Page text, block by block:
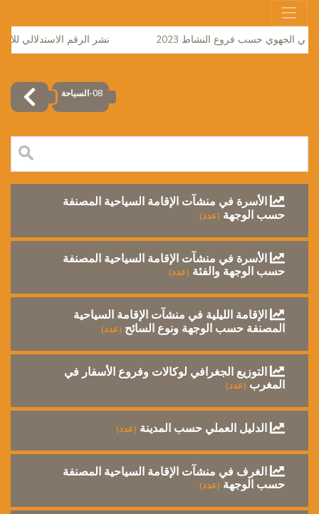
الجهوي حسب فروع النشاط 2023 نشر الرقم الاستدلالي
08-السياحة
الأسرة في منشآت الإقامة السياحية المصنفة
حسب الوجهة (عدد)
الأسرة في منشآت الإقامة السياحية المصنفة
حسب الوجهة والفئة (عدد)
الإقامة الليلية في منشآت الإقامة السياحية
المصنفة حسب الوجهة ونوع السائح (عدد)
التوزيع الجغرافي لوكالات وفروع الأسفار في
المغرب (عدد)
الدليل العملي حسب المدينة (عدد)
الغرف في منشآت الإقامة السياحية المصنفة
حسب الوجهة (عدد)